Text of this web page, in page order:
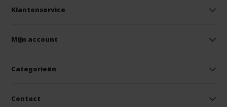
Klantenservice
Mijn account
Categorieën
Contact